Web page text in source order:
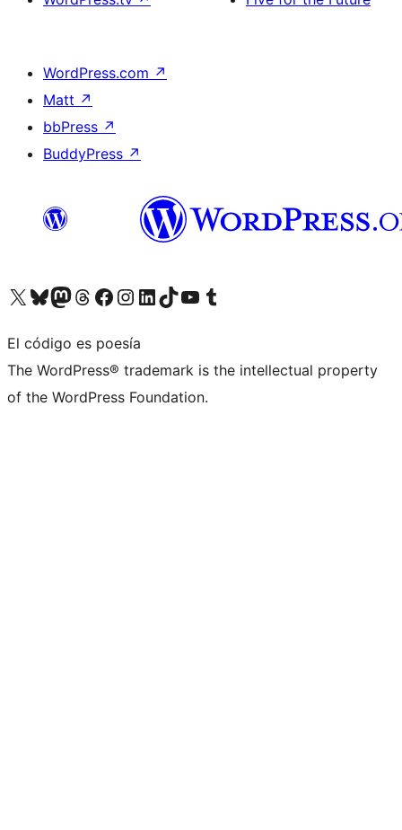
WordPress.com ↗
Matt ↗
bbPress ↗
BuddyPress ↗
Visita nuestra cuenta de X (anteriormente Twitter)
Visita nuestra cuenta de Bluesky
Visita nuestra cuenta de Mastodon
Visita nuestra cuenta de Threads
Visita nuestra página de Facebook
Visita nuestra cuenta de Instagram
Visita nuestra cuenta de LinkedIn
Visita nuestra cuenta de TikTok
Visita nuestro canal de YouTube
Visita nuestra cuenta de Tumblr
El código es poesía
The WordPress® trademark is the intellectual property
of the WordPress Foundation.